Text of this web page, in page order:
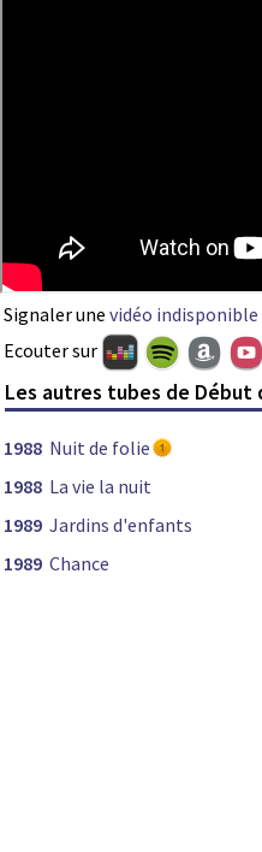
Signaler une vidéo indisponible
Ecouter sur
Les autres tubes de Début
1988 Nuit de folie
1988 La vie la nuit
1989 Jardins d'enfants
1989 Chance